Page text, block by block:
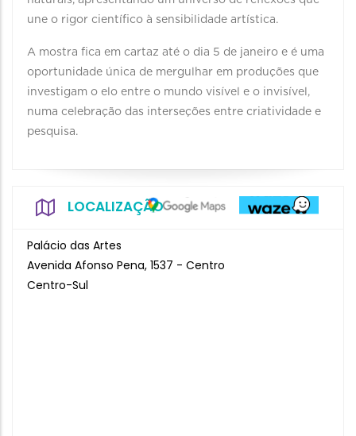
une o rigor científico à sensibilidade artística.
A mostra fica em cartaz até o dia 5 de janeiro e é uma
oportunidade única de mergulhar em produções que
investigam o elo entre o mundo visível e o invisível,
numa celebração das interseções entre criatividade e
pesquisa.
LOCALIZAÇÃO
Palácio das Artes
Avenida Afonso Pena, 1537 - Centro
Centro-Sul